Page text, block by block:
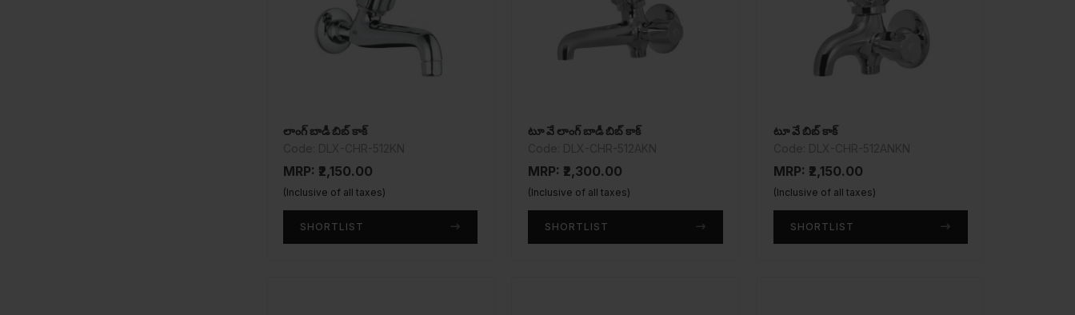
లాంగ్ బాడీ బిబ్ కాక్
MRP: ₹2,150.00
(Inclusive of all taxes)
SHORTLIST
టూ వే లాంగ్ బాడీ బిబ్ కాక్
MRP: ₹2,300.00
(Inclusive of all taxes)
SHORTLIST
టూ వే బిబ్ కాక్
MRP: ₹2,150.00
(Inclusive of all taxes)
SHORTLIST